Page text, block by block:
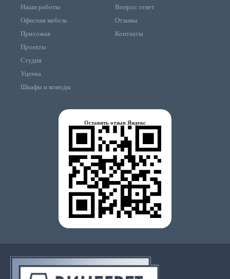
Наши работы
Офисная мебель
Прихожая
Проекты
Студия
Уценка
Шкафы и комоды
Вопрос ответ
Отзывы
Контакты
Оставить отзыв Яндекс